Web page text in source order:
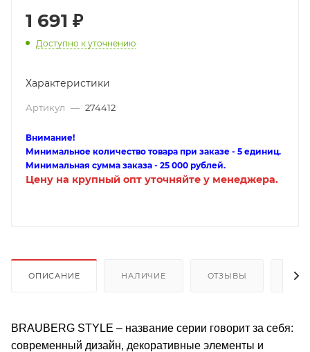
1 691 ₽
Доступно к уточнению
Характеристики
Артикул — 274412
Внимание!
Минимальное количество товара при заказе - 5 единиц.
Минимальная сумма заказа - 25 000 рублей.
Цену на крупный опт уточняйте у менеджера.
ОПИСАНИЕ НАЛИЧИЕ ОТЗЫВЫ
BRAUBERG STYLE – название серии говорит за себя:
современный дизайн, декоративные элементы и